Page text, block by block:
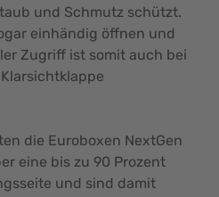
und Schmutz schützt.
einhändig öffnen und
Zugriff ist somit auch bei
die Euroboxen NextGen
eine bis zu 90 Prozent
und sind damit